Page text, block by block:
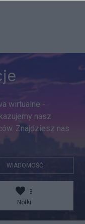
wirtualne -
nasz
Znajdziesz nas
WIADOMOŚĆ
3
Notki